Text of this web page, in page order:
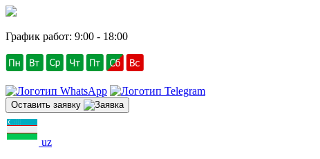
График работ: 9:00 - 18:00
Оставить заявку
uz